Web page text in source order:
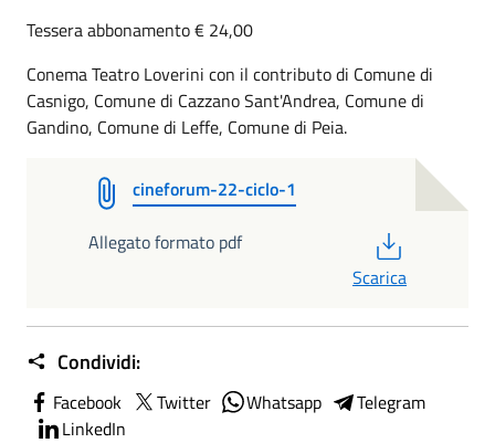
Tessera abbonamento € 24,00
Conema Teatro Loverini con il contributo di Comune di
Casnigo, Comune di Cazzano Sant'Andrea, Comune di
Gandino, Comune di Leffe, Comune di Peia.
cineforum-22-ciclo-1
Allegato formato pdf
Scarica
Condividi:
Facebook Twitter Whatsapp
Telegram
LinkedIn